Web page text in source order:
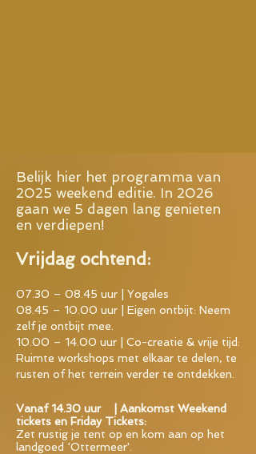
​Belijk hier het programma van
2025 weekend editie. In 2026
gaan we 5 dagen lang genieten
en verdiepen!
Vrijdag ochtend:
07.30 – 08.45 uur | Yogales
08.45 – 10.00 uur | Eigen ontbijt: Neem
zelf je ontbijt mee.
10.00 – 14.00 uur | Co-creatie & vrije tijd:
Ruimte workshops met elkaar te delen, te
rusten of het terrein verder te ontdekken.
Vanaf 14.30 uur | Aankomst Weekend
tickets en Friday Tickets:
Zet rustig je tent op en kom aan op het
landgoed ‘Ottermeer'.